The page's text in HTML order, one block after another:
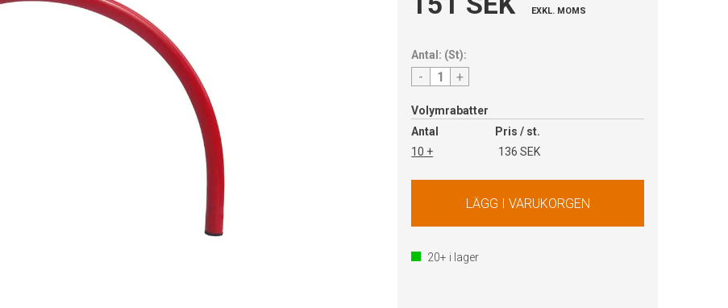
EXKL. MOMS
Antal: (St):
- +
Volymrabatter
Antal
Pris / st.
10 +
136 SEK
20+ i lager